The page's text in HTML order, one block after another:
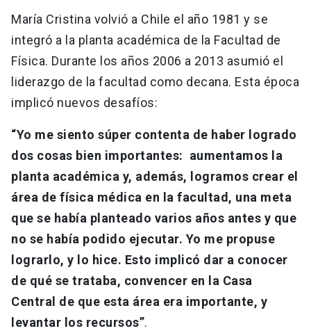
María Cristina volvió a Chile el año 1981 y se
integró a la planta académica de la Facultad de
Física. Durante los años 2006 a 2013 asumió el
liderazgo de la facultad como decana. Esta época
implicó nuevos desafíos:
“Yo me siento súper contenta de haber logrado
dos cosas bien importantes: aumentamos la
planta académica y, además, logramos crear el
área de física médica en la facultad, una meta
que se había planteado varios años antes y que
no se había podido ejecutar. Yo me propuse
lograrlo, y lo hice. Esto implicó dar a conocer
de qué se trataba, convencer en la Casa
Central de que esta área era importante, y
levantar los recursos”.